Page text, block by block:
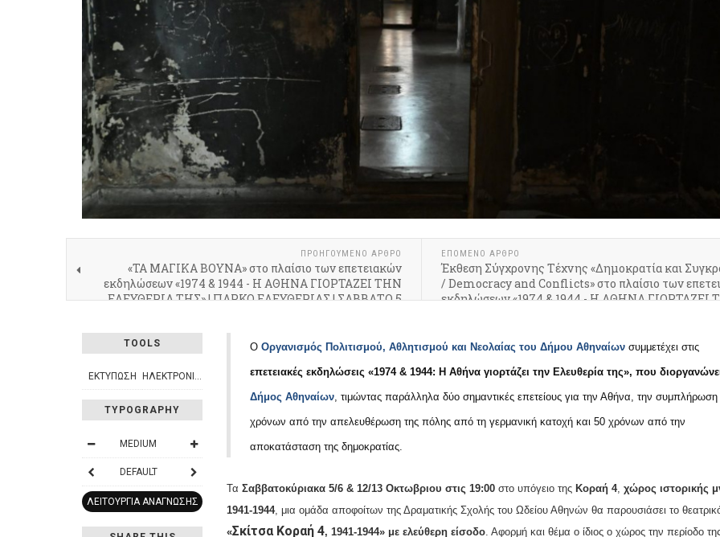
ΠΡΟΗΓΟΎΜΕΝΟ ΆΡΘΡΟ
«ΤΑ ΜΑΓΙΚΑ ΒΟΥΝΑ» στο πλαίσιο των επετειακών
εκδηλώσεων «1974 & 1944 - Η ΑΘΗΝΑ ΓΙΟΡΤΑΖΕΙ ΤΗΝ
ΕΛΕΥΘΕΡΙΑ ΤΗΣ» | ΠΑΡΚΟ ΕΛΕΥΘΕΡΙΑΣ | ΣΑΒΒΑΤΟ 5
ΕΠΌΜΕΝΟ ΆΡΘΡΟ
Έκθεση Σύγχρονης Τέχνης «Δημοκρατία και
/ Democracy and Conflicts» στο πλαίσιο των
εκδηλώσεων «1974 & 1944 - Η ΑΘΗΝΑ ΓΙΟΡΤΑΖΕΙ
TOOLS
ΕΚΤΎΠΩΣΗ
TYPOGRAPHY
MEDIUM
DEFAULT
ΛΕΙΤΟΥΡΓΊΑ ΑΝΆΓΝΩΣΗΣ
Ο Οργανισμός Πολιτισμού, Αθλητισμού και Νεολαίας του Δήμου Αθηναίων συμμετέχει στις
επετειακές εκδηλώσεις «1974 & 1944: Η Αθήνα γιορτάζει την Ελευθερία της», που
Δήμος Αθηναίων , τιμώντας παράλληλα δύο σημαντικές επετείους για την Αθήνα, την
χρόνων από την απελευθέρωση της πόλης από τη γερμανική κατοχή και 50 χρόνων από την
αποκατάσταση της δημοκρατίας.
Τα Σαββατοκύριακα 5/6 & 12/13 Οκτωβριου στις 19:00 στο υπόγειο της Κοραή 4, χώρος ιστορικής
1941-1944, μια ομάδα αποφοίτων της Δραματικής Σχολής του Ωδείου Αθηνών θα παρουσιάσει το
«Σκίτσα Κοραή 4, 1941-1944» με ελεύθερη είσοδο . Αφορμή και θέμα ο ίδιος ο χώρος την περίοδο